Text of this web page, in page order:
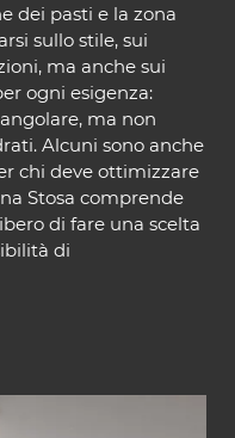
dei pasti e la zona
sullo stile, sui
ma anche sui
ogni esigenza:
ma non
Alcuni sono anche
chi deve ottimizzare
Stosa comprende
di fare una scelta
di